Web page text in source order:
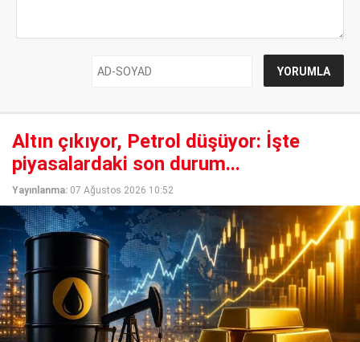
Altın çıkıyor, Petrol düşüyor: İşte
piyasalardaki son durum...
Yayınlanma: 07 Ağustos 2026 10:52